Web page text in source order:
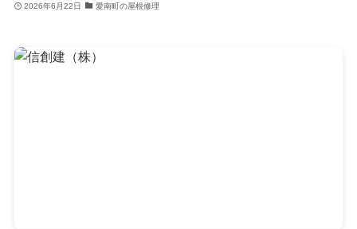
2026年6月22日 愛南町の屋根修理